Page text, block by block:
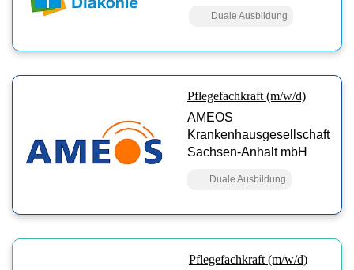
Duale Ausbildung
Pflegefachkraft (m/w/d)
AMEOS
Krankenhausgesellschaft
Sachsen-Anhalt mbH
Duale Ausbildung
Pflegefachkraft (m/w/d)